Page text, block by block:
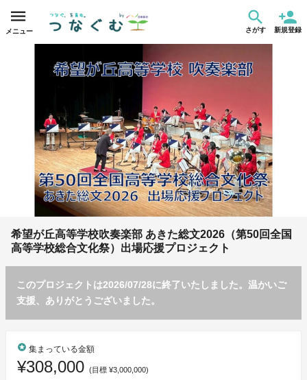
メニュー さがす 新規登録
希望が丘高等学校吹奏楽部 あきた総文2026（第50回全国
高等学校総合文化祭）出場応援プロジェクト
このプロジェクトは2026/07/28に終了いたしました。温かいご
支援、ありがとうございました。
stars 集まっている金額
¥308,000 (目標 ¥3,000,000)